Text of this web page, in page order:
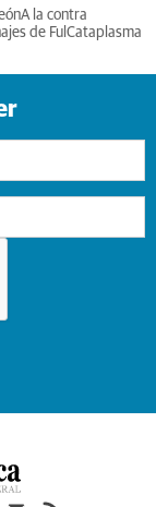
A la contra
de Ful Cataplasma